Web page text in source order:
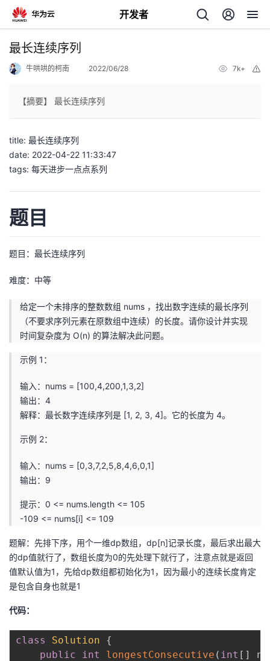
开发者
返
个
人
我
发
我
客
论
坛
的
圈
子
我
的
直
我
的
动
我
关
注
开
发
者
学
的
Programs
我
的
支
持
最长连续序列
牛哄哄的柯南 2022/06/28 7k+
【摘要】 最长连续序列
title: 最长连续序列
date: 2022-04-22 11:33:47
tags: 每天进步一点点系列
题目
题目： 最长连续序列
难度：中等
给定一个未排序的整数数组 nums ，找出数字连续的最长序列
（不要求序列元素在原数组中连续）的长度。请你设计并实现
时间复杂度为 O(n) 的算法解决此问题。
示例 1：
输入：nums = [100,4,200,1,3,2]
输出：4
解释：最长数字连续序列是 [1, 2, 3, 4]。它的长度为 4。
示例 2：
输入：nums = [0,3,7,2,5,8,4,6,0,1]
输出：9
提示：0 <= nums.length <= 105
-109 <= nums[i] <= 109
题解：先排下序，用个一维dp数组，dp[n]记录长度，最后求出最大
的dp值就行了，数组长度为0的先处理下就行了，注意点就是返回
值默认值为1，先给dp数组都初始化为1，因为最小的连续长度肯定
是包含自身也就是1
代码：
class Solution
{
public
int longestConsecutive ( int [ ]